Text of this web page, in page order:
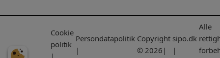
Cookie
politik
|
Persondatapolitik
|
Copyright
© 2026|
sipo.dk
|
Alle